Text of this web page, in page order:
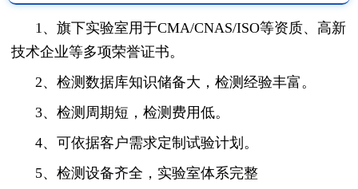
1、旗下实验室用于CMA/CNAS/ISO等资质、高新
技术企业等多项荣誉证书。
2、检测数据库知识储备大，检测经验丰富。
3、检测周期短，检测费用低。
4、可依据客户需求定制试验计划。
5、检测设备齐全，实验室体系完整